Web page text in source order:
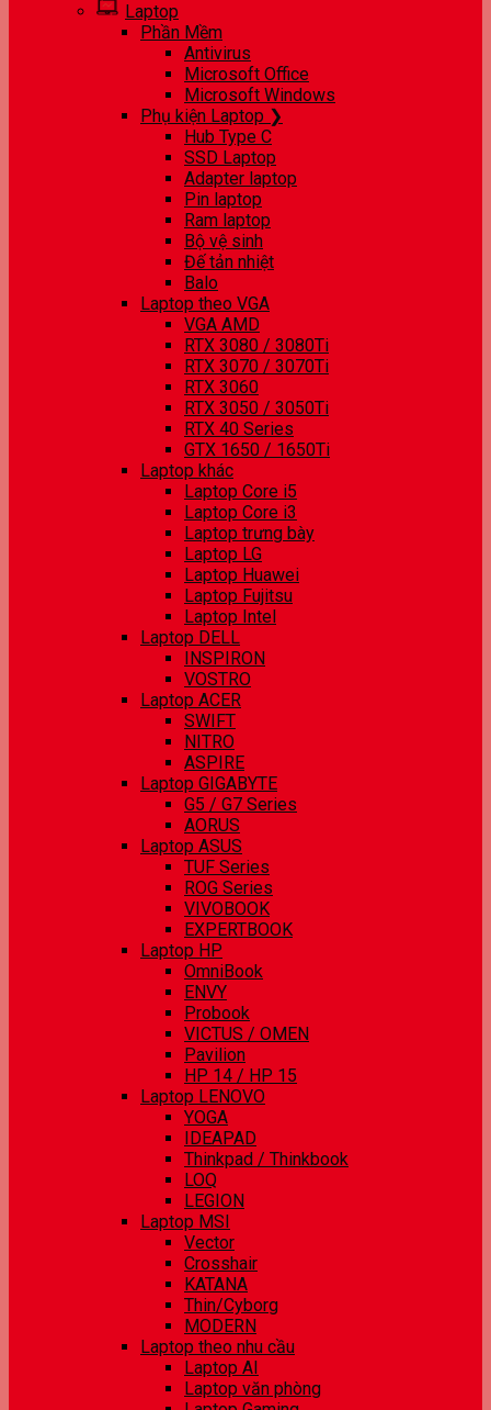
Laptop
Phần Mềm
Antivirus
Microsoft Office
Microsoft Windows
Phụ kiện Laptop ❯
Hub Type C
SSD Laptop
Adapter laptop
Pin laptop
Ram laptop
Bộ vệ sinh
Đế tản nhiệt
Balo
Laptop theo VGA
VGA AMD
RTX 3080 / 3080Ti
RTX 3070 / 3070Ti
RTX 3060
RTX 3050 / 3050Ti
RTX 40 Series
GTX 1650 / 1650Ti
Laptop khác
Laptop Core i5
Laptop Core i3
Laptop trưng bày
Laptop LG
Laptop Huawei
Laptop Fujitsu
Laptop Intel
Laptop DELL
INSPIRON
VOSTRO
Laptop ACER
SWIFT
NITRO
ASPIRE
Laptop GIGABYTE
G5 / G7 Series
AORUS
Laptop ASUS
TUF Series
ROG Series
VIVOBOOK
EXPERTBOOK
Laptop HP
OmniBook
ENVY
Probook
VICTUS / OMEN
Pavilion
HP 14 / HP 15
Laptop LENOVO
YOGA
IDEAPAD
Thinkpad / Thinkbook
LOQ
LEGION
Laptop MSI
Vector
Crosshair
KATANA
Thin/Cyborg
MODERN
Laptop theo nhu cầu
Laptop AI
Laptop văn phòng